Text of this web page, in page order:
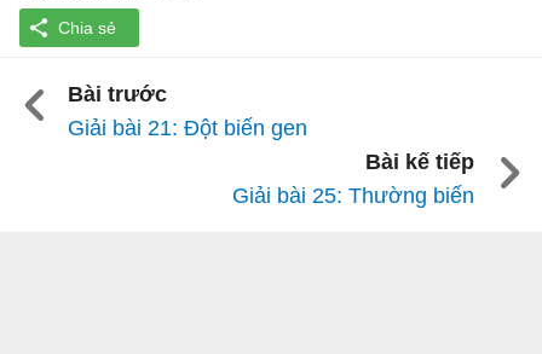
Bài trước
Giải bài 21: Đột biến gen
Bài kế tiếp
Giải bài 25: Thường biến